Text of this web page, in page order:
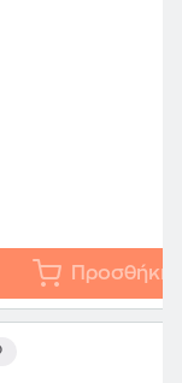
Προσθήκη